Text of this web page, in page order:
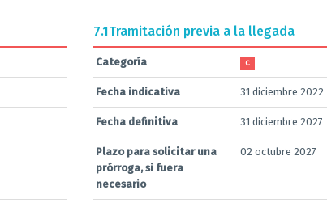
7.1Tramitación previa a la llegada
Categoría C
Fecha indicativa 31 diciembre 2022
Fecha definitiva 31 diciembre 2027
Plazo para solicitar una
prórroga, si fuera
necesario
02 octubre 2027